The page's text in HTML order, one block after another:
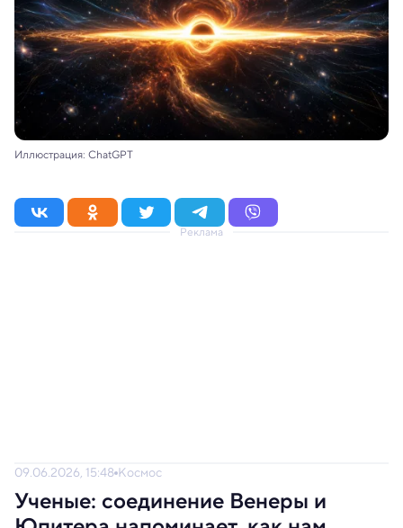
Иллюстрация: ChatGPT
Реклама
09.06.2026, 15:48 Космос
Ученые: соединение Венеры и